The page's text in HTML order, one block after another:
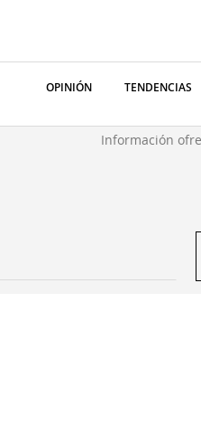
OPINIÓN TENDENCIAS
Información